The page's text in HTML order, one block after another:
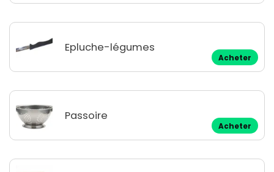
Epluche-légumes
Acheter
Passoire
Acheter